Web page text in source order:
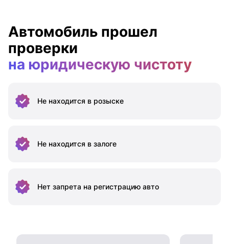
Автомобиль прошел
проверки
на юридическую чистоту
Не находится в розыске
Не находится в залоге
Нет запрета на регистрацию авто